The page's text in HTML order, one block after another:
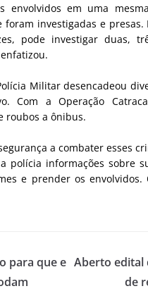
envolvidos em uma
investigadas e
pode investigar duas,
Militar desencadeou
Com a Operação
roubos a ônibus.
a combater esses
polícia informações sobre
e prender os
para que e Aberto edital
de